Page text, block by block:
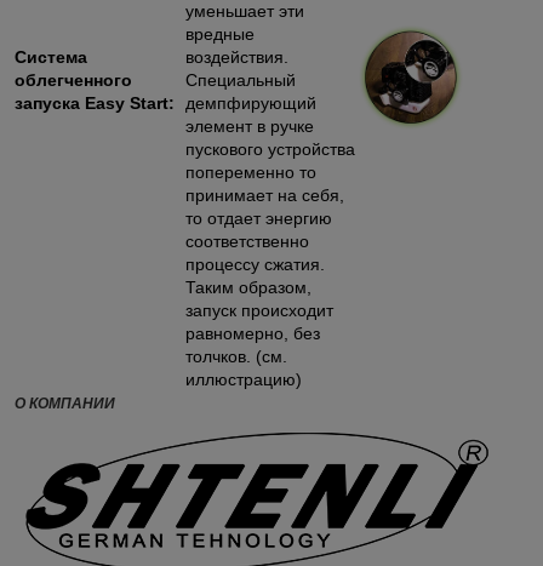
Система
облегченного
запуска Еasy Start:
уменьшает эти
вредные
воздействия.
Специальный
демпфирующий
элемент в ручке
пускового устройства
попеременно то
принимает на себя,
то отдает энергию
соответственно
процессу сжатия.
Таким образом,
запуск происходит
равномерно, без
толчков. (см.
иллюстрацию)
О КОМПАНИИ